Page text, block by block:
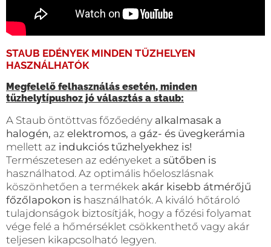
STAUB EDÉNYEK MINDEN TŰZHELYEN
HASZNÁLHATÓK
Megfelelő felhasználás esetén, minden
tűzhelytípushoz jó választás a staub:
A Staub öntöttvas főzőedény alkalmasak a
halogén, az elektromos, a gáz- és üvegkerámia
mellett az indukciós tűzhelyekhez is!
Természetesen az edényeket a sütőben is
használhatod. Az optimális hőeloszlásnak
köszönhetően a termékek akár kisebb átmérőjű
főzőlapokon is használhatók. A kiváló hőtároló
tulajdonságok biztosítják, hogy a főzési folyamat
vége felé a hőmérséklet csökkenthető vagy akár
teljesen kikapcsolható legyen.